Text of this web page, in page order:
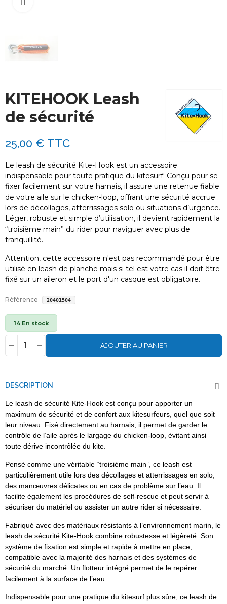
KITEHOOK Leash
de sécurité
25,00 € TTC
Le leash de sécurité Kite-Hook est un accessoire
indispensable pour toute pratique du kitesurf. Conçu pour se
fixer facilement sur votre harnais, il assure une retenue fiable
de votre aile sur le chicken-loop, offrant une sécurité accrue
lors de décollages, atterrissages solo ou situations d’urgence.
Léger, robuste et simple d’utilisation, il devient rapidement la
“troisième main” du rider pour naviguer avec plus de
tranquillité.
Attention, cette accessoire n'est pas recommandé pour être
utilisé en leash de planche mais si tel est votre cas il doit être
fixé sur un aileron et le port d'un casque est obligatoire.
Référence 20401504
14 En stock
AJOUTER AU PANIER
DESCRIPTION
Le leash de sécurité Kite-Hook est conçu pour apporter un
maximum de sécurité et de confort aux kitesurfeurs, quel que soit
leur niveau. Fixé directement au harnais, il permet de garder le
contrôle de l’aile après le largage du chicken-loop, évitant ainsi
toute dérive incontrôlée du kite.
Pensé comme une véritable “troisième main”, ce leash est
particulièrement utile lors des décollages et atterrissages en solo,
des manœuvres délicates ou en cas de problème sur l’eau. Il
facilite également les procédures de self-rescue et peut servir à
sécuriser du matériel ou assister un autre rider si nécessaire.
Fabriqué avec des matériaux résistants à l’environnement marin, le
leash de sécurité Kite-Hook combine robustesse et légèreté. Son
système de fixation est simple et rapide à mettre en place,
compatible avec la majorité des harnais et des systèmes de
sécurité du marché. Un flotteur intégré permet de le repérer
facilement à la surface de l’eau.
Indispensable pour une pratique du kitesurf plus sûre, ce leash de